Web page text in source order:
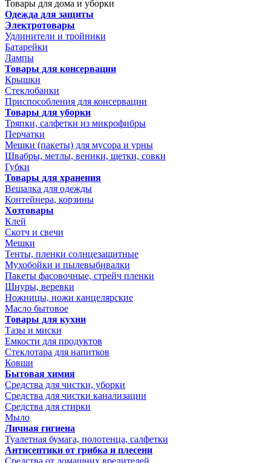
Товары для дома и уборки
Одежда для защиты
Электротовары
Удлинители и тройники
Батарейки
Лампы
Товары для консервации
Крышки
Стеклобанки
Приспособления для консервации
Товары для уборки
Тряпки, салфетки из микрофибры
Перчатки
Мешки (пакеты) для мусора и урны
Швабры, метлы, веники, щетки, совки
Губки
Товары для хранения
Вешалка для одежды
Контейнера, корзины
Хозтовары
Клей
Скотч и свечи
Мешки
Тенты, пленки солнцезащитные
Мухобойки и пылевыбивалки
Пакеты фасовочные, стрейч пленки
Шнуры, веревки
Ножницы, ножи канцелярские
Масло бытовое
Товары для кухни
Тазы и миски
Емкости для продуктов
Стеклотара для напитков
Ковши
Бытовая химия
Средства для чистки, уборки
Средства для чистки канализации
Средства для стирки
Мыло
Личная гигиена
Туалетная бумага, полотенца, салфетки
Антисептики от грибка и плесени
Средства от домашних вредителей